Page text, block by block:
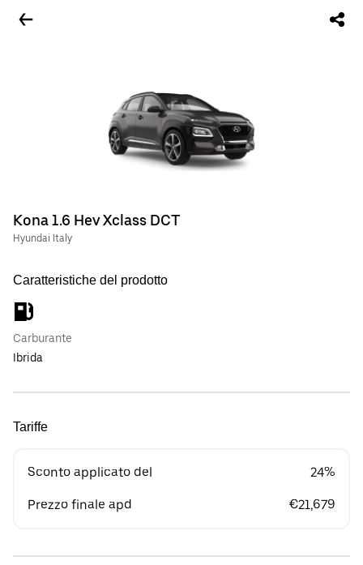
Kona 1.6 Hev Xclass DCT
Hyundai Italy
Caratteristiche del prodotto
Carburante
Ibrida
Tariffe
Sconto applicato del 24%
Prezzo finale apd €21,679